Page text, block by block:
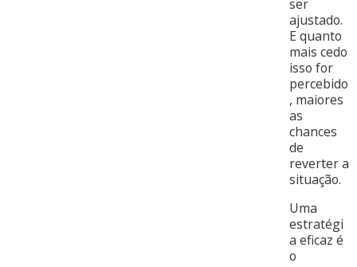
ser
ajustado.
E quanto
mais cedo
isso for
percebido
, maiores
as
chances
de
reverter a
situação.
Uma
estratégi
a eficaz é
o